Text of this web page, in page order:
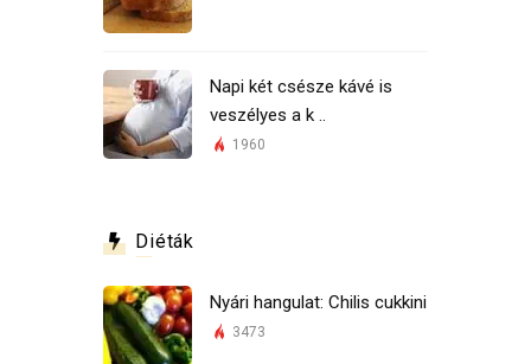
Napi két csésze kávé is
veszélyes a k ..
1960
Diéták
Nyári hangulat: Chilis cukkini
3473